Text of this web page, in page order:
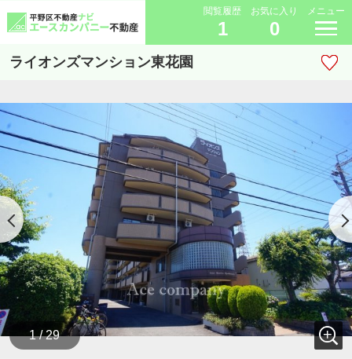
閲覧履歴
1
お気に入り
0
メニュー
ライオンズマンション東花園
1 / 29